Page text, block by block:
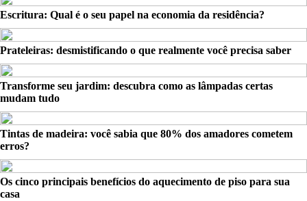
Escritura: Qual é o seu papel na economia da residência?
Prateleiras: desmistificando o que realmente você precisa saber
Transforme seu jardim: descubra como as lâmpadas certas
mudam tudo
Tintas de madeira: você sabia que 80% dos amadores cometem
erros?
Os cinco principais benefícios do aquecimento de piso para sua
casa